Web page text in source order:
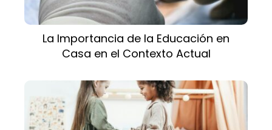
La Importancia de la Educación en
Casa en el Contexto Actual